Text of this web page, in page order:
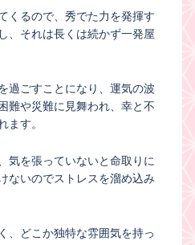
くるので、秀でた力を発揮す
、それは長くは続かず一発屋
過ごすことになり、運気の波
難や災難に見舞われ、幸と不
ます。
気を張っていないと命取りに
ないのでストレスを溜め込み
、どこか独特な雰囲気を持っ